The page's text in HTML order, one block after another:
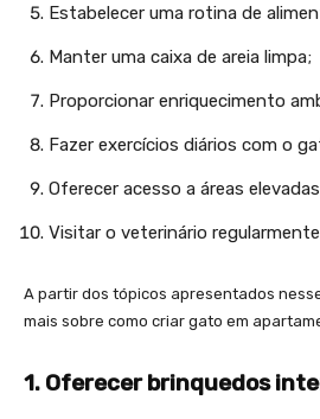
Estabelecer uma rotina de
Manter uma caixa de areia limpa;
Proporcionar enriquecimento
Fazer exercícios diários com o
Oferecer acesso a áreas
Visitar o veterinário
A partir dos tópicos apresentados
mais sobre como criar gato em
1. Oferecer brinquedos